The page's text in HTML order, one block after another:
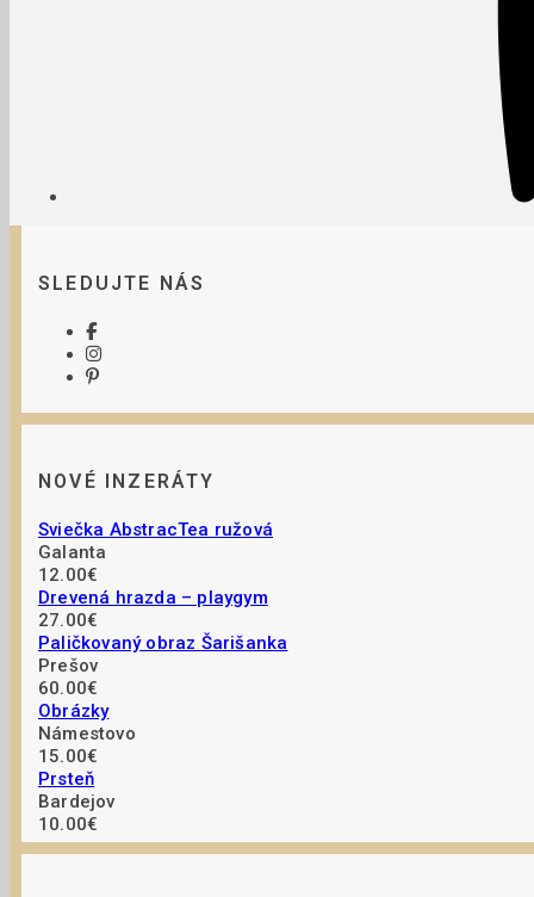
SLEDUJTE NÁS
NOVÉ INZERÁTY
Sviečka AbstracTea ružová
Galanta
12.00€
Drevená hrazda – playgym
27.00€
Paličkovaný obraz Šarišanka
Prešov
60.00€
Obrázky
Námestovo
15.00€
Prsteň
Bardejov
10.00€